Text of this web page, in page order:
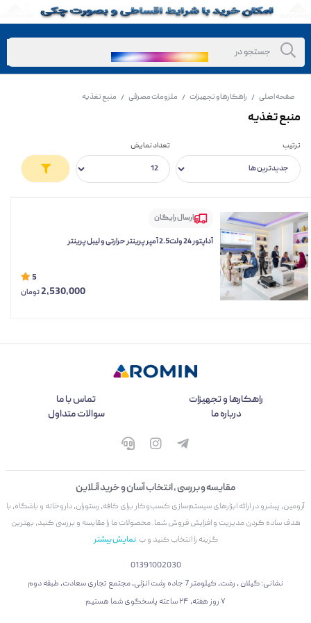
صفحه اصلی / راهکارها و تجهیزات / ملزومات مصرفی / منبع تغذیه
منبع تغذیه
ترتیب تعداد نمایش
ارسال رایگان
آداپتور 24 ولت2.5 آمپر پرینتر حرارتی و لیبل پرینتر
5
2,530,000تومان
راهکارها و تجهیزات
تماس با ما
درباره ما
سوالات متداول
مقایسه و بررسی ، انتخاب آسان و خرید آنلاین
آرومین، پیشرو در ارائه ابزارهای سیستم‌سازی کسب‌وکار برای کافه، رستوران، داروخانه و باشگاه، با
هدف ساده کردن مدیریت و افزایش فروش شما. محصولات ما را مقایسه و بررسی کنید، بهترین
گزینه را انتخاب کنید و ب نمایش بیشتر
01391002030
نشانی: گیلان ، رشت، کیلومتر 7 جاده رشت انزلی، مجتمع تجاری سعادت، طبقه دوم
۷ روز هفته، ۲۴ ساعته پاسخگوی شما هستیم